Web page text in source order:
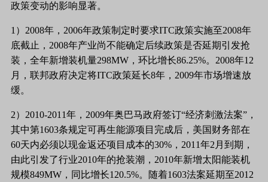
政策变动的影响显著。
1）2008年，2006年政策制定时要求ITC政策实施至2008年
底截止，2008年产业尚不能确定后续政策是否延期引发抢
装，全年新增装机量298MW，环比增长86.25%。2008年12
月，联邦政府决定将ITC政策延长8年，2009年市场增速放
缓。
2）2010-2011年，2009年奥巴马政府签订“经济刺激法案”，
其中第1603条规定可再生能源项目完成后，美国财务部在
60天内必须以现金返还项目成本的30%，2011年2月到期，
由此引发了行业2010年的抢装潮，2010年新增太阳能装机
规模849MW，同比增长120.5%。随着1603法案延期至2012